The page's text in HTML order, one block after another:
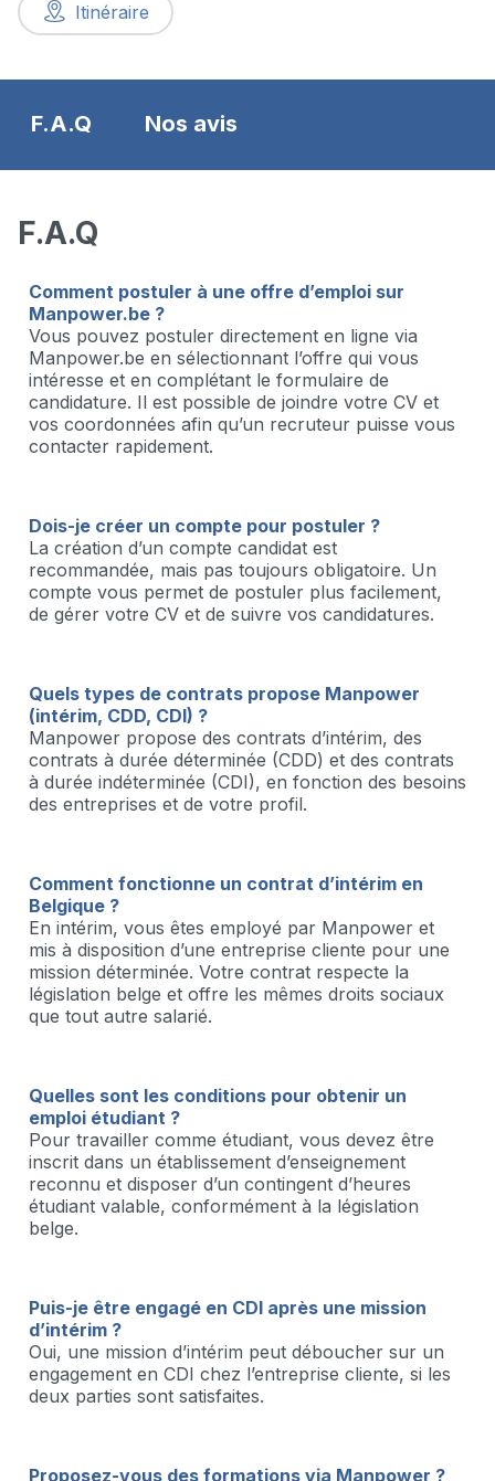
Itinéraire
F.A.Q Nos avis
F.A.Q
Comment postuler à une offre d’emploi sur
Manpower.be ?
Vous pouvez postuler directement en ligne via
Manpower.be en sélectionnant l’offre qui vous
intéresse et en complétant le formulaire de
candidature. Il est possible de joindre votre CV et
vos coordonnées afin qu’un recruteur puisse vous
contacter rapidement.
Dois-je créer un compte pour postuler ?
La création d’un compte candidat est
recommandée, mais pas toujours obligatoire. Un
compte vous permet de postuler plus facilement,
de gérer votre CV et de suivre vos candidatures.
Quels types de contrats propose Manpower
(intérim, CDD, CDI) ?
Manpower propose des contrats d’intérim, des
contrats à durée déterminée (CDD) et des contrats
à durée indéterminée (CDI), en fonction des besoins
des entreprises et de votre profil.
Comment fonctionne un contrat d’intérim en
Belgique ?
En intérim, vous êtes employé par Manpower et
mis à disposition d’une entreprise cliente pour une
mission déterminée. Votre contrat respecte la
législation belge et offre les mêmes droits sociaux
que tout autre salarié.
Quelles sont les conditions pour obtenir un
emploi étudiant ?
Pour travailler comme étudiant, vous devez être
inscrit dans un établissement d’enseignement
reconnu et disposer d’un contingent d’heures
étudiant valable, conformément à la législation
belge.
Puis-je être engagé en CDI après une mission
d’intérim ?
Oui, une mission d’intérim peut déboucher sur un
engagement en CDI chez l’entreprise cliente, si les
deux parties sont satisfaites.
Proposez-vous des formations via Manpower ?